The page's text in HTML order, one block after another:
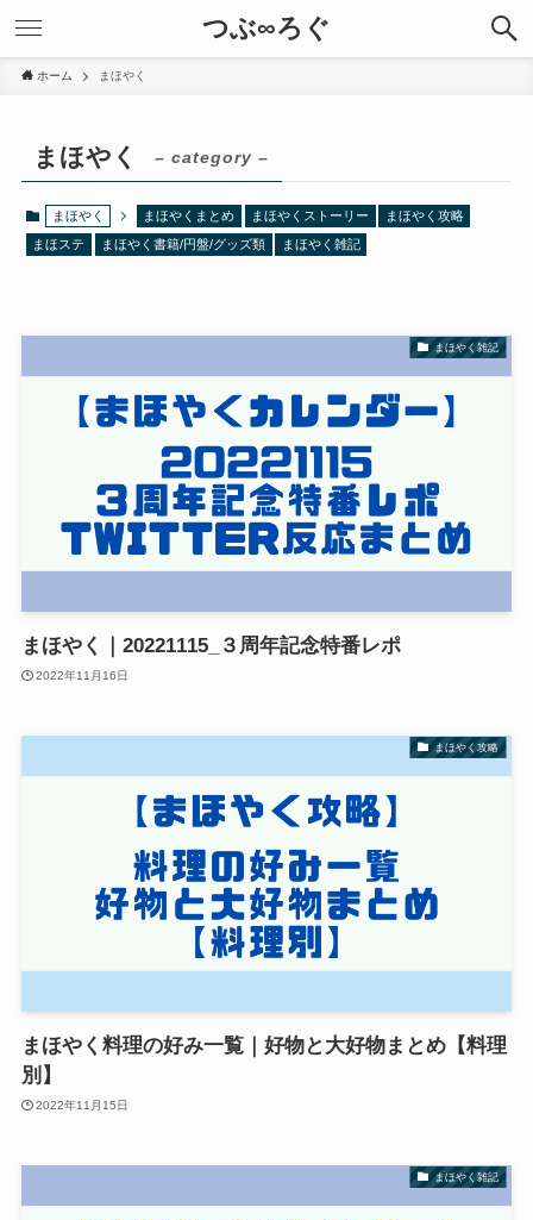
つぶ∞ろぐ
ホーム まほやく
まほやく – category –
まほやく まほやくまとめ まほやくストーリー まほやく攻略
まほステ まほやく書籍/円盤/グッズ類 まほやく雑記
まほやく雑記
まほやく｜20221115_３周年記念特番レポ
2022年11月16日
まほやく攻略
まほやく料理の好み一覧｜好物と大好物まとめ【料理
別】
2022年11月15日
まほやく雑記